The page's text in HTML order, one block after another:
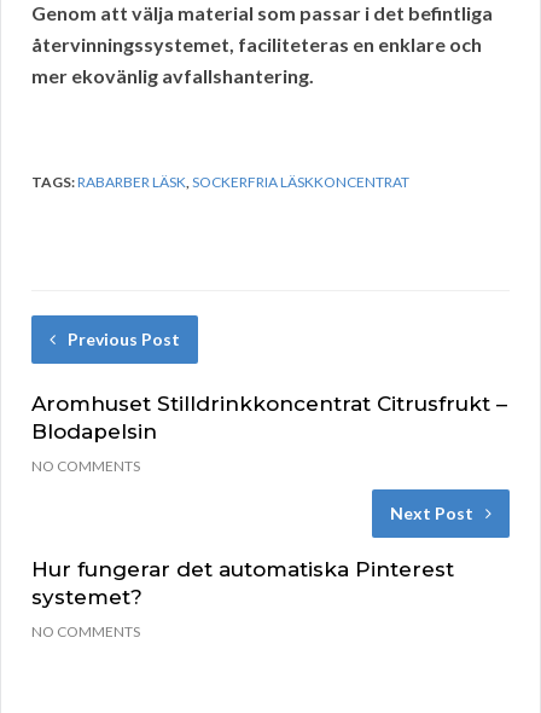
Genom att välja material som passar i det befintliga
återvinningssystemet, faciliteteras en enklare och
mer ekovänlig avfallshantering.
TAGS:RABARBER LÄSK,SOCKERFRIA LÄSKKONCENTRAT
Previous Post
Aromhuset Stilldrinkkoncentrat Citrusfrukt –
Blodapelsin
NO COMMENTS
Next Post
Hur fungerar det automatiska Pinterest
systemet?
NO COMMENTS